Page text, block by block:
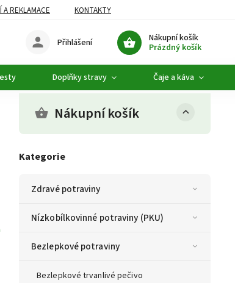
REKLAMACE
KONTAKTY
Nákupní košík
Prázdný košík
Přihlášení
Doplňky stravy Čaje a káva
Nákupní košík
Kategorie
Zdravé potraviny
Nízkobílkovinné potraviny (PKU)
Bezlepkové potraviny
Bezlepkové trvanlivé pečivo